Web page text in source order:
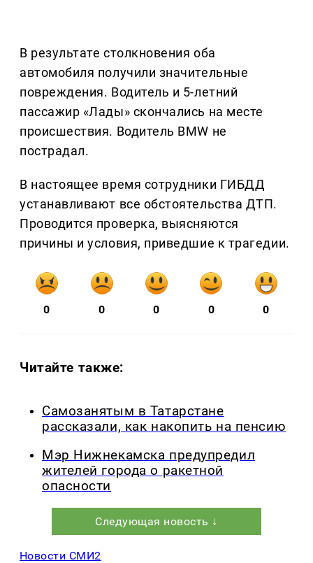
В результате столкновения оба
автомобиля получили значительные
повреждения. Водитель и 5-летний
пассажир «Лады» скончались на месте
происшествия. Водитель BMW не
пострадал.
В настоящее время сотрудники ГИБДД
устанавливают все обстоятельства ДТП.
Проводится проверка, выясняются
причины и условия, приведшие к трагедии.
0 0 0 0 0
Читайте также:
Самозанятым в Татарстане
рассказали, как накопить на пенсию
Мэр Нижнекамска предупредил
жителей города о ракетной
опасности
Следующая новость ↓
Новости СМИ2